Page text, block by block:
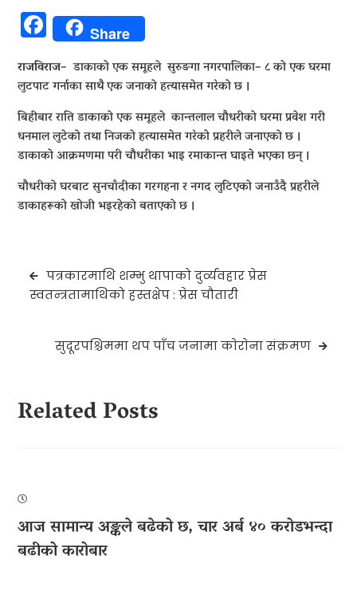
Facebook
Share
राजविराज– डाकाको एक समूहले सुरुङगा नगरपालिका– ८ को एक घरमा
लुटपाट गर्नाका साथै एक जनाको हत्यासमेत गरेको छ ।
बिहीबार राति डाकाको एक समूहले कान्तलाल चौधरीको घरमा प्रवेश गरी
धनमाल लुटेको तथा निजको हत्यासमेत गरेको प्रहरीले जनाएको छ ।
डाकाको आक्रमणमा परी चौधरीका भाइ रमाकान्त घाइते भएका छन् ।
चौधरीको घरबाट सुनचाँदीका गरगहना र नगद लुटिएको जनाउँदै प्रहरीले
डाकाहरूको खोजी भइरहेको बताएको छ ।
Post
navigation
पत्रकारमाथि शम्भु थापाको दुर्व्यवहार प्रेस
स्वतन्त्रतामाथिको हस्तक्षेप : प्रेस चौतारी
सुदूरपश्चिममा थप पाँच जनामा काेराेना संक्रमण
Related Posts
आज सामान्य अङ्कले बढेको छ, चार अर्ब ४० करोडभन्दा
बढीको कारोबार